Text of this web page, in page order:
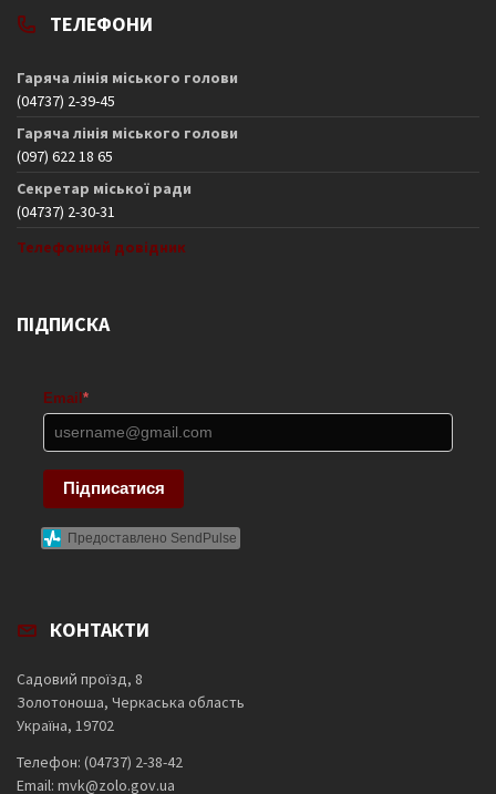
ТЕЛЕФОНИ
Гаряча лінія міського голови
(04737) 2-39-45
Гаряча лінія міського голови
(097) 622 18 65
Секретар міської ради
(04737) 2-30-31
Телефонний довідник
ПІДПИСКА
Email *
Підписатися
Предоставлено SendPulse
КОНТАКТИ
Садовий проїзд, 8
Золотоноша, Черкаська область
Україна, 19702
Телефон: (04737) 2-38-42
Email: mvk@zolo.gov.ua